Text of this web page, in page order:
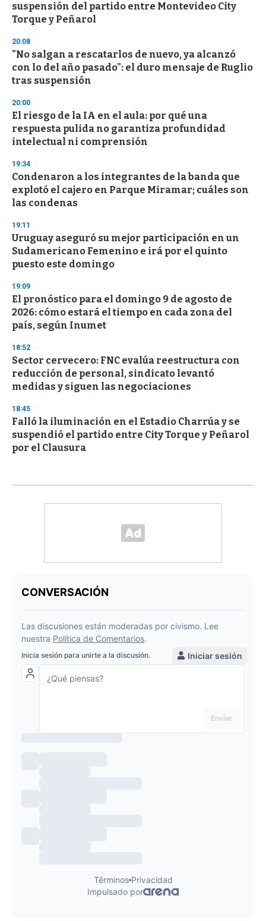
o
f
3
s
e
o
n
suspensión del partido entre Montevideo City
Torque y Peñarol
20:08
"No salgan a rescatarlos de nuevo, ya alcanzó
con lo del año pasado": el duro mensaje de Ruglio
tras suspensión
20:00
El riesgo de la IA en el aula: por qué una
respuesta pulida no garantiza profundidad
intelectual ni comprensión
19:34
Condenaron a los integrantes de la banda que
explotó el cajero en Parque Miramar; cuáles son
las condenas
19:11
Uruguay aseguró su mejor participación en un
Sudamericano Femenino e irá por el quinto
puesto este domingo
19:09
El pronóstico para el domingo 9 de agosto de
2026: cómo estará el tiempo en cada zona del
país, según Inumet
18:52
Sector cervecero: FNC evalúa reestructura con
reducción de personal, sindicato levantó
medidas y siguen las negociaciones
18:45
Falló la iluminación en el Estadio Charrúa y se
suspendió el partido entre City Torque y Peñarol
por el Clausura